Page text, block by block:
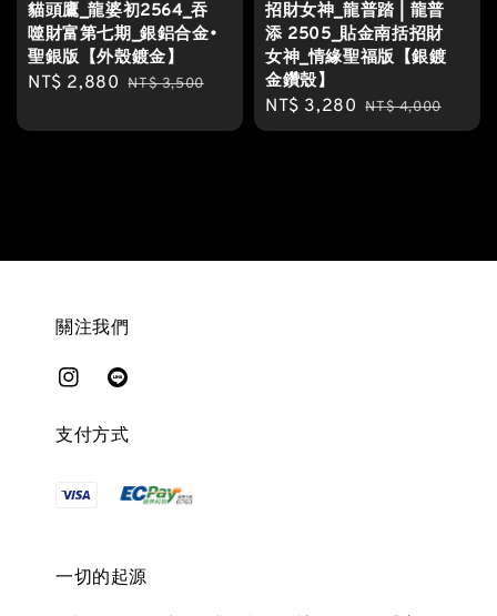
貓頭鷹_龍婆初2564_吞
噬財富第七期_銀鋁合金•
聖銀版【外殼鍍金】
Sale
NT$ 2,880 Regular
NT$ 3,500
招財女神_龍普踏 | 龍普
添 2505_貼金南括招財
女神_情緣聖福版【銀鍍
金鑽殼】
Sale
price
NT$ 3,280 Regular
price
NT$ 4,000
關注我們
支付方式
一切的起源